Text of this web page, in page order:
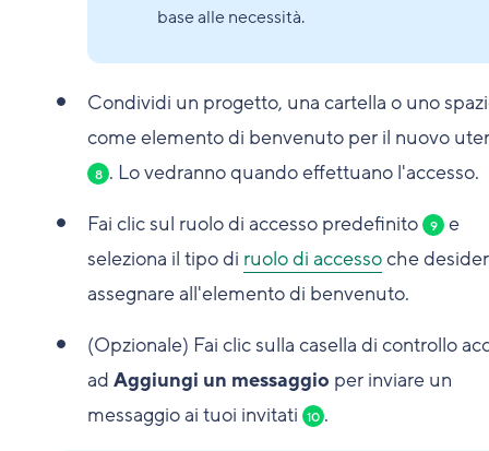
base alle necessità.
Condividi un progetto, una cartella o uno
come elemento di benvenuto per il nuovo
8 . Lo vedranno quando effettuano l'accesso.
Fai clic sul ruolo di accesso predefinito
9
e
seleziona il tipo di ruolo di accessoche
assegnare all'elemento di benvenuto.
(Opzionale) Fai clic sulla casella di controllo
ad Aggiungi un messaggio per inviare un
messaggio ai tuoi invitati 10 .